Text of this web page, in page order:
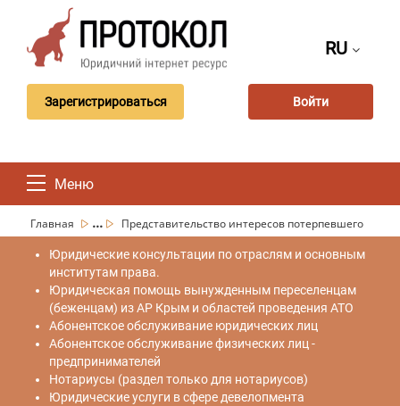
RU
Зарегистрироваться Войти
Меню
Главная ... Представительство интересов потерпевшего
Юридические консультации по отраслям и основным
институтам права.
Юридическая помощь вынужденным переселенцам
(беженцам) из АР Крым и областей проведения АТО
Абонентское обслуживание юридических лиц
Абонентское обслуживание физических лиц -
предпринимателей
Нотариусы (раздел только для нотариусов)
Юридические услуги в сфере девелопмента